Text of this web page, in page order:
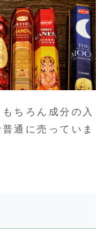
ちろん成分の入
通に売っていま